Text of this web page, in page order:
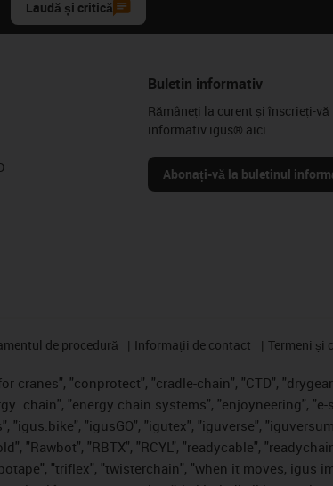
Laudă și critică
Buletin informativ
Rămâneți la curent și înscrieți-
informativ igus® aici.
Abonați-vă la buletinul
de procedură Informații de contact Termeni și
cranes", "conprotect", "cradle-chain", "CTD",
chain", "energy chain systems", "enjoyneering",
"igusGO", "igutex", "iguverse",
"RBTX", "RCYL", "readycable",
"triflex", "twisterchain", "when it moves, igus